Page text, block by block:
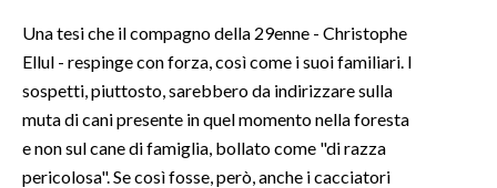
ANNUNCI
NECROLOGI
PUBBLICITÀ
SPIAGGE
STORE
Una tesi che il compagno della 29enne - Christophe
Ellul - respinge con forza, così come i suoi familiari. I
sospetti, piuttosto, sarebbero da indirizzare sulla
muta di cani presente in quel momento nella foresta
e non sul cane di famiglia, bollato come "di razza
pericolosa". Se così fosse, però, anche i cacciatori